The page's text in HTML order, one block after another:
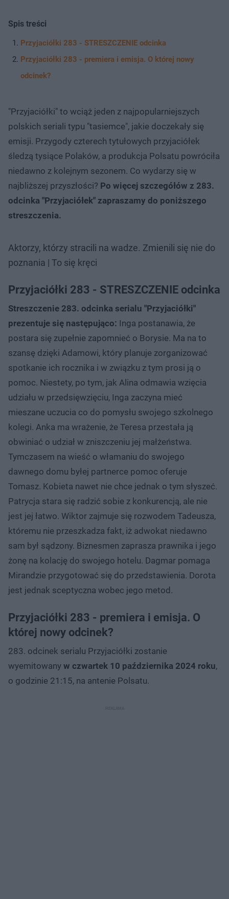
Spis treści
Przyjaciółki 283 - STRESZCZENIE odcinka
Przyjaciółki 283 - premiera i emisja. O której nowy
odcinek?
"Przyjaciółki" to wciąż jeden z najpopularniejszych
polskich seriali typu "tasiemce", jakie doczekały się
emisji. Przygody czterech tytułowych przyjaciółek
śledzą tysiące Polaków, a produkcja Polsatu powróciła
niedawno z kolejnym sezonem. Co wydarzy się w
najbliższej przyszłości? Po więcej szczegółów z 283.
odcinka "Przyjaciółek" zapraszamy do poniższego
streszczenia.
Aktorzy, którzy stracili na wadze. Zmienili się nie do
poznania | To się kręci
Przyjaciółki 283 - STRESZCZENIE odcinka
Streszczenie 283. odcinka serialu "Przyjaciółki"
prezentuje się następująco: Inga postanawia, że
postara się zupełnie zapomnieć o Borysie. Ma na to
szansę dzięki Adamowi, który planuje zorganizować
spotkanie ich rocznika i w związku z tym prosi ją o
pomoc. Niestety, po tym, jak Alina odmawia wzięcia
udziału w przedsięwzięciu, Inga zaczyna mieć
mieszane uczucia co do pomysłu swojego szkolnego
kolegi. Anka ma wrażenie, że Teresa przestała ją
obwiniać o udział w zniszczeniu jej małżeństwa.
Tymczasem na wieść o włamaniu do swojego
dawnego domu byłej partnerce pomoc oferuje
Tomasz. Kobieta nawet nie chce jednak o tym słyszeć.
Patrycja stara się radzić sobie z konkurencją, ale nie
jest jej łatwo. Wiktor zajmuje się rozwodem Tadeusza,
któremu nie przeszkadza fakt, iż adwokat niedawno
sam był sądzony. Biznesmen zaprasza prawnika i jego
żonę na kolację do swojego hotelu. Dagmar pomaga
Mirandzie przygotować się do przedstawienia. Dorota
jest jednak sceptyczna wobec jego metod.
Przyjaciółki 283 - premiera i emisja. O
której nowy odcinek?
283. odcinek serialu Przyjaciółki zostanie
wyemitowany w czwartek 10 października 2024 roku,
o godzinie 21:15, na antenie Polsatu.